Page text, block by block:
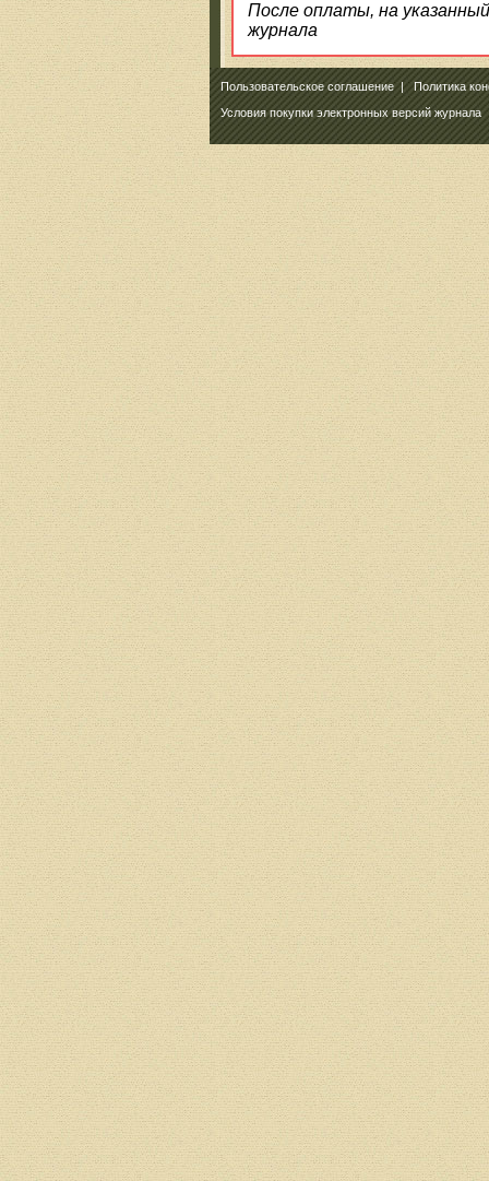
После оплаты, на
журнала
Пользовательское соглашение|Политика
Условия покупки электронных версий журнала